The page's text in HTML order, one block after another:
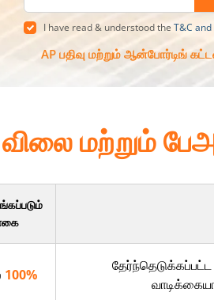
I have read & understood the T&C
AP பதிவு மற்றும் ஆன்போர்டிங்
விலை மற்றும்
100%